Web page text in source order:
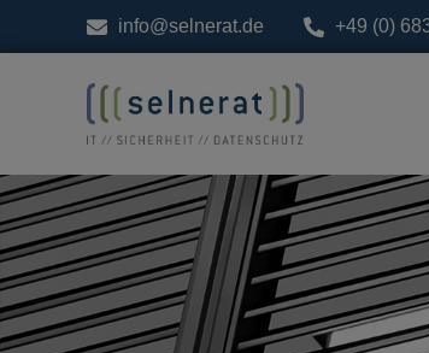
info@selnerat.de +49 (0)